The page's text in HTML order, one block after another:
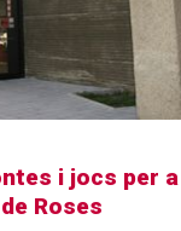
i jocs per a
Roses